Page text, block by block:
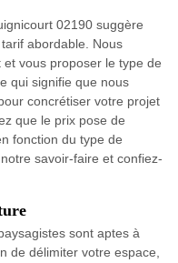
02190 suggère
abordable. Nous
vous proposer le type de
qui signifie que nous
concrétiser votre projet
que le prix pose de
fonction du type de
savoir-faire et confiez-
sont aptes à
de délimiter votre espace,